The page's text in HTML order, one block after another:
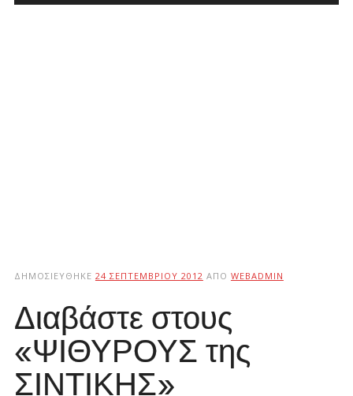
ΔΗΜΟΣΙΕΎΘΗΚΕ 24 ΣΕΠΤΕΜΒΡΊΟΥ 2012 ΑΠΌ WEBADMIN
Διαβάστε στους
«ΨΙΘΥΡΟΥΣ της
ΣΙΝΤΙΚΗΣ»